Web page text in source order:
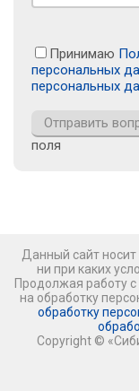
Принимаю
персональных
персональных
поля
Данный сайт
ни при каких
Продолжая работу
на обработку
обработку
Copyright ©